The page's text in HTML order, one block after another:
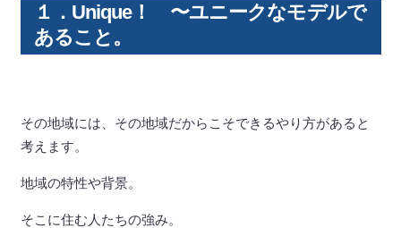
１．Unique！ 〜ユニークなモデルで
あること。
その地域には、その地域だからこそできるやり方があると
考えます。
地域の特性や背景。
そこに住む人たちの強み。